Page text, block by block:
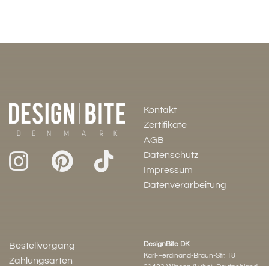
Kontakt
Zertifikate
AGB
Datenschutz
Impressum
Datenverarbeitung
Bestellvorgang
Zahlungsarten
DesignBite DK
Karl-Ferdinand-Braun-Str. 18